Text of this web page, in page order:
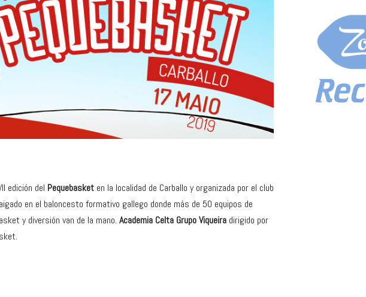
edición del Pequebasket en la localidad de Carballo y organizada por el club
en el baloncesto formativo gallego donde más de 50 equipos de
y diversión van de la mano. Academia Celta Grupo Viqueira dirigido por